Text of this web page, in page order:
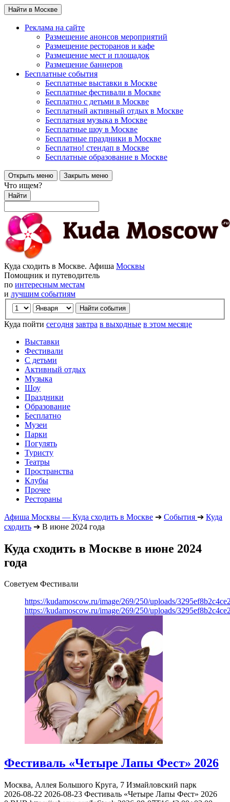
Найти в Москве
Реклама на сайте
Размещение анонсов мероприятий
Размещение ресторанов и кафе
Размещение мест и площадок
Размещение баннеров
Бесплатные события
Бесплатные выставки в Москве
Бесплатные фестивали в Москве
Бесплатно с детьми в Москве
Бесплатный активный отдых в Москве
Бесплатная музыка в Москве
Бесплатные шоу в Москве
Бесплатные праздники в Москве
Бесплатно! стендап в Москве
Бесплатные образование в Москве
Открыть меню Закрыть меню
Что ищем?
Найти
Куда сходить в Москве. Афиша Москвы
Помощник и путеводитель
по интересным местам
и лучшим событиям
Куда пойти сегодня завтра в выходные в этом месяце
Выставки
Фестивали
С детьми
Активный отдых
Музыка
Шоу
Праздники
Образование
Бесплатно
Музеи
Парки
Погулять
Туристу
Театры
Пространства
Клубы
Прочее
Рестораны
Афиша Москвы — Куда сходить в Москве ➔ События ➔ Куда
сходить ➔ В июне 2024 года
Куда сходить в Москве в июне 2024
года
Советуем Фестивали
https://kudamoscow.ru/image/269/250/uploads/
https://kudamoscow.ru/image/269/250/uploads/
Фестиваль «Четыре Лапы Фест» 2026
Москва, Аллея Большого Круга, 7 Измайловский парк
2026-08-22 2026-08-23 Фестиваль «Четыре Лапы Фест» 2026